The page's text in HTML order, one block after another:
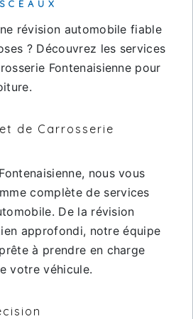
révision automobile fiable
? Découvrez les services
Fontenaisienne pour
de Carrosserie
nous vous
complète de services
De la révision
approfondi, notre équipe
à prendre en charge
votre véhicule.